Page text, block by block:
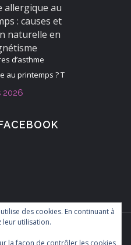
allergique au
: causes et
naturelle en
d’asthme
au printemps ? T
2026
des cookies. En continuant à
leur utilisation.
la façon de contrôler les cookies,